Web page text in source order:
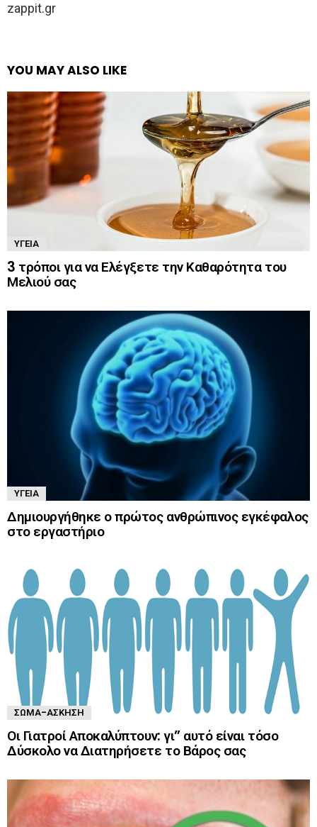
zappit.gr
YOU MAY ALSO LIKE
ΥΓΕΊΑ
3 τρόποι για να Ελέγξετε την Καθαρότητα του
Μελιού σας
ΥΓΕΊΑ
Δημιουργήθηκε ο πρώτος ανθρώπινος εγκέφαλος
στο εργαστήριο
ΣΏΜΑ-ΆΣΚΗΣΗ
Οι Γιατροί Αποκαλύπτουν: γι” αυτό είναι τόσο
Δύσκολο να Διατηρήσετε το Βάρος σας